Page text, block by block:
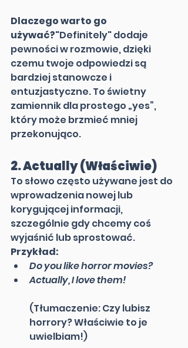
Dlaczego warto go
używać?"Definitely" dodaje
pewności w rozmowie, dzięki
czemu twoje odpowiedzi są
bardziej stanowcze i
entuzjastyczne. To świetny
zamiennik dla prostego „yes”,
który może brzmieć mniej
przekonująco.
2. Actually (Właściwie)
To słowo często używane jest do
wprowadzenia nowej lub
korygującej informacji,
szczególnie gdy chcemy coś
wyjaśnić lub sprostować.
Przykład:
Do you like horror movies?
Actually, I love them!
(Tłumaczenie: Czy lubisz
horrory? Właściwie to je
uwielbiam!)